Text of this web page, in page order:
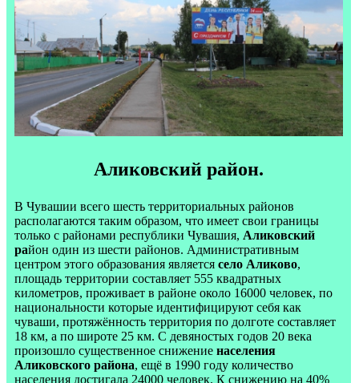
Аликовский район.
В Чувашии всего шесть территориальных районов
располагаются таким образом, что имеет свои границы
только с районами республики Чувашия, Аликовский
район один из шести районов. Административным
центром этого образования является село Аликово,
площадь территории составляет 555 квадратных
километров, проживает в районе около 16000 человек, по
национальности которые идентифицируют себя как
чуваши, протяжённость территория по долготе составляет
18 км, а по широте 25 км. С девяностых годов 20 века
произошло существенное снижение населения
Аликовского района, ещё в 1990 году количество
населения достигала 24000 человек. К снижению на 40%